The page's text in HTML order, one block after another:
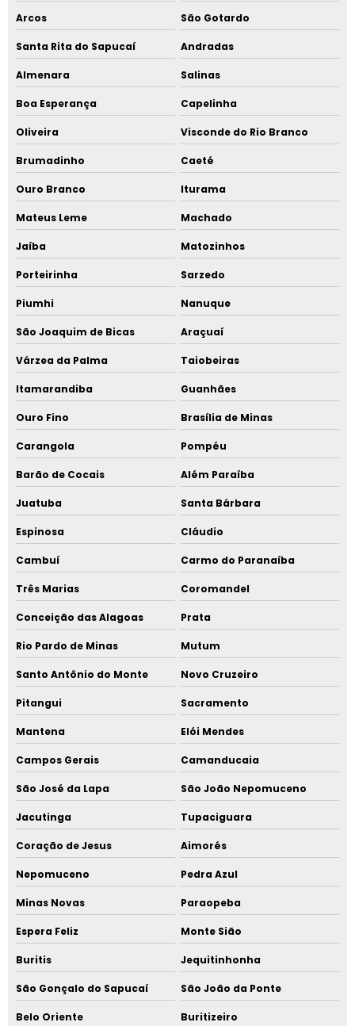
Arcos São Gotardo
Santa Rita do Sapucaí Andradas
Almenara Salinas
Boa Esperança Capelinha
Oliveira Visconde do Rio Branco
Brumadinho Caeté
Ouro Branco Iturama
Mateus Leme Machado
Jaíba Matozinhos
Porteirinha Sarzedo
Piumhi Nanuque
São Joaquim de Bicas Araçuaí
Várzea da Palma Taiobeiras
Itamarandiba Guanhães
Ouro Fino Brasília de Minas
Carangola Pompéu
Barão de Cocais Além Paraíba
Juatuba Santa Bárbara
Espinosa Cláudio
Cambuí Carmo do Paranaíba
Três Marias Coromandel
Conceição das Alagoas Prata
Rio Pardo de Minas Mutum
Santo Antônio do Monte Novo Cruzeiro
Pitangui Sacramento
Mantena Elói Mendes
Campos Gerais Camanducaia
São José da Lapa São João Nepomuceno
Jacutinga Tupaciguara
Coração de Jesus Aimorés
Nepomuceno Pedra Azul
Minas Novas Paraopeba
Espera Feliz Monte Sião
Buritis Jequitinhonha
São Gonçalo do Sapucaí São João da Ponte
Belo Oriente Buritizeiro